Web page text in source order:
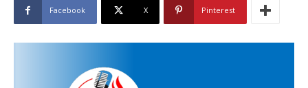
Facebook X Pinterest